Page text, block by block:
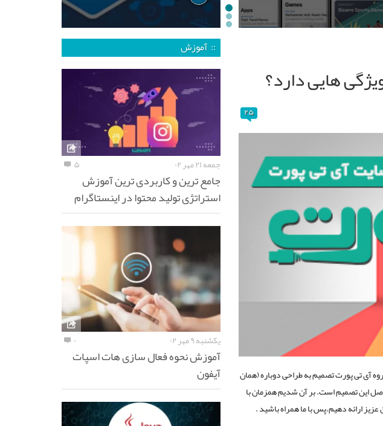
هایی دارد؟
۲۵
آی تی پورت تصمیم به طراحی دوباره (همان
این تصمیم است. بر آن شدیم همزمان با
ارائه دهیم.پس با ما همراه باشید .
:: آموزش
جمعه ۲۱ مهر ۰۲ ۵
جامع ترین و کاربردی ترین آموزش
استراتژی تولید محتوا در اینستاگرام
یکشنبه ۹ مهر ۰۲ ۰
آموزش نحوه فعال سازی هات اسپات
آیفون